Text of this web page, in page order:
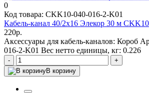
0
Код товара: CKK10-040-016-2-K01
Кабель-канал 40/2х16 Элекор 30 м
220р.
Аксессуары для кабель-каналов: Короб
016-2-K01 Вес нетто единицы, кг: 0.226
-
+
В корзину